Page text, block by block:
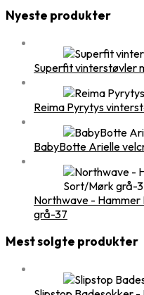
Nyeste produkter
Superfit vinterstøvler
Reima Pyrytys
BabyBotte Arielle
Northwave - Hammer
grå-37
Mest solgte produkter